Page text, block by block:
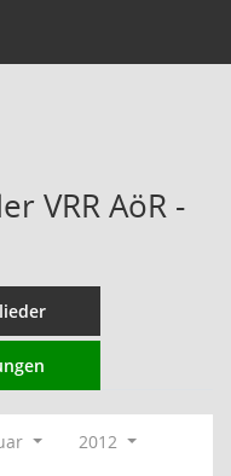
VRR AöR -
2012